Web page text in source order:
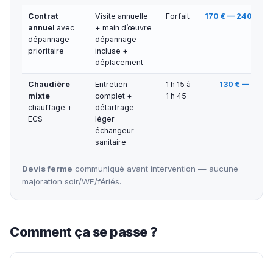
Contrat
annuel avec
dépannage
prioritaire
Visite annuelle
+ main d’œuvre
dépannage
incluse +
déplacement
Forfait 170 € — 240 €/an
Chaudière
mixte
chauffage +
ECS
Entretien
complet +
détartrage
léger
échangeur
sanitaire
1 h 15 à
1 h 45
130 € — 170 €
Devis ferme communiqué avant intervention — aucune
majoration soir/WE/fériés.
Comment ça se passe ?